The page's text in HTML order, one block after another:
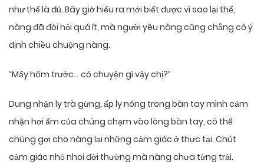
như thế là đủ. Bây giờ hiểu ra mới biết được vì sao lại thế,
nàng đã đòi hỏi quá ít, mà người yêu nàng cũng chẳng có ý
định chiều chuộng nàng.
“Mấy hôm trước… có chuyện gì vậy chị?”
Dung nhận ly trà gừng, ấp ly nóng trong bàn tay mình cảm
nhận hơi ấm của chúng chạm vào lòng bàn tay, có thể
chúng gợi cho nàng lại những cảm giác ở thực tại. Chút
cảm giác nhỏ nhoi đời thường mà nàng chưa từng trải.